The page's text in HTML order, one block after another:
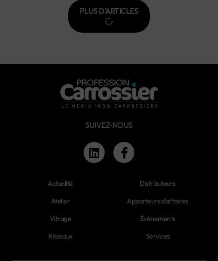
PLUS D'ARTICLES
SUIVEZ-NOUS
Actualité
Atelier
Vitrage
Réseaux
Distributeurs
Apporteurs d'affaires
Évènements
Services